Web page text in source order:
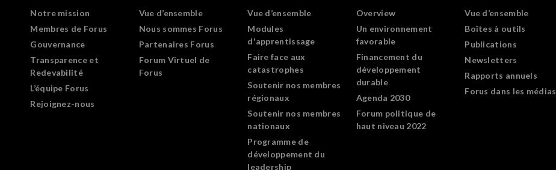
Notre mission
Membres de Forus
Gouvernance
Transparence et
Redevabilité
L’équipe Forus
Rejoignez-nous
Vue d’ensemble
Nous sommes Forus
Partenaires Forus
Forum Virtuel de
Forus
Vue d’ensemble
Modules
d'apprentissage
Faire face aux
catastrophes
Soutenir nos membres
régionaux
Soutenir nos membres
nationaux
Programme de
développement du
leadership
Overview
Un environnement
favorable
Financement du
développement
durable
Agenda 2030
Forum politique de
haut niveau 2022
Vue d’ensemble
Boîtes à outils
Publications
Newsletters
Rapports annuels
Forus dans les médias